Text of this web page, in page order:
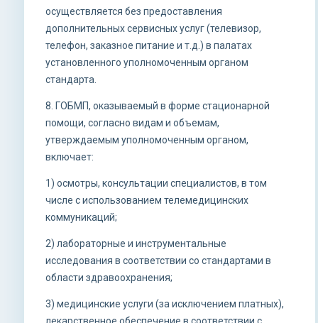
осуществляется без предоставления
дополнительных сервисных услуг (телевизор,
телефон, заказное питание и т.д.) в палатах
установленного уполномоченным органом
стандарта.
8. ГОБМП, оказываемый в форме стационарной
помощи, согласно видам и объемам,
утверждаемым уполномоченным органом,
включает:
1) осмотры, консультации специалистов, в том
числе с использованием телемедицинских
коммуникаций;
2) лабораторные и инструментальные
исследования в соответствии со стандартами в
области здравоохранения;
3) медицинские услуги (за исключением платных),
лекарственное обеспечение в соответствии с